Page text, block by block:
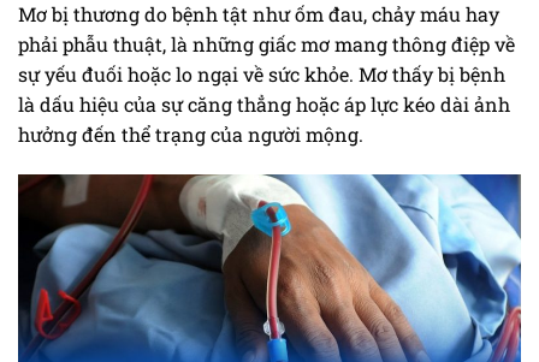
Mơ bị thương do bệnh tật như ốm đau, chảy máu hay
phải phẫu thuật, là những giấc mơ mang thông điệp về
sự yếu đuối hoặc lo ngại về sức khỏe. Mơ thấy bị bệnh
là dấu hiệu của sự căng thẳng hoặc áp lực kéo dài ảnh
hưởng đến thể trạng của người mộng.